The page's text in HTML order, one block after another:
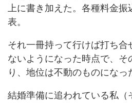
上に書き加えた。各種料金振
表。
それ一冊持って行けば打ち合
ないようになった時点で、そ
り、地位は不動のものになっ
結婚準備に追われている私（